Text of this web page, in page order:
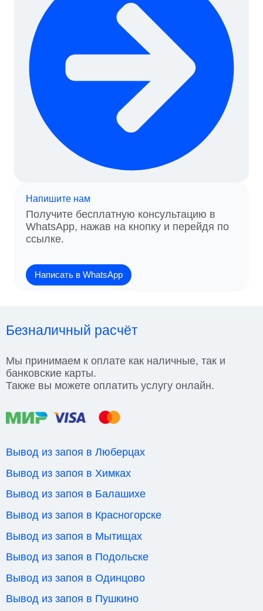
Напишите нам
Получите бесплатную консультацию в
WhatsApp, нажав на кнопку и перейдя по
ссылке.
Написать в WhatsApp
Безналичный расчёт
Мы принимаем к оплате как наличные, так и
банковские карты.
Также вы можете оплатить услугу онлайн.
Вывод из запоя в Люберцах
Вывод из запоя в Химках
Вывод из запоя в Балашихе
Вывод из запоя в Красногорске
Вывод из запоя в Мытищах
Вывод из запоя в Подольске
Вывод из запоя в Одинцово
Вывод из запоя в Пушкино